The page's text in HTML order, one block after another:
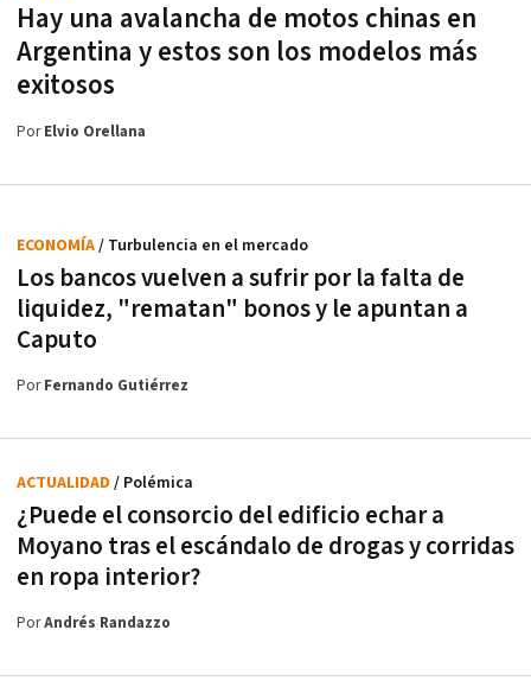
Hay una avalancha de motos chinas en
Argentina y estos son los modelos más
exitosos
PorElvio Orellana
Los bancos vuelven a sufrir por la falta de
liquidez, "rematan" bonos y le apuntan a
Caputo
ECONOMÍA/ Turbulencia en el mercado
PorFernando Gutiérrez
¿Puede el consorcio del edificio echar a
Moyano tras el escándalo de drogas y corridas
en ropa interior?
ACTUALIDAD / Polémica
PorAndrés Randazzo